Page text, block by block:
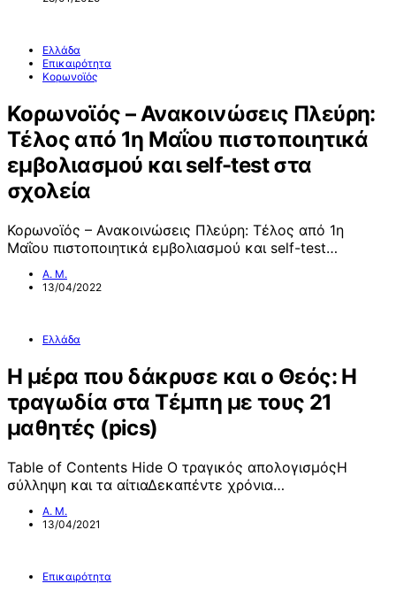
Ελλάδα
Επικαιρότητα
Κορωνοϊός
Κορωνοϊός – Ανακοινώσεις Πλεύρη:
Τέλος από 1η Μαΐου πιστοποιητικά
εμβολιασμού και self-test στα
σχολεία
Κορωνοϊός – Ανακοινώσεις Πλεύρη: Τέλος από 1η
Μαΐου πιστοποιητικά εμβολιασμού και self-test…
Α. Μ.
13/04/2022
Ελλάδα
Η μέρα που δάκρυσε και ο Θεός: Η
τραγωδία στα Τέμπη με τους 21
μαθητές (pics)
Table of Contents Hide Ο τραγικός απολογισμόςΗ
σύλληψη και τα αίτιαΔεκαπέντε χρόνια…
Α. Μ.
13/04/2021
Επικαιρότητα